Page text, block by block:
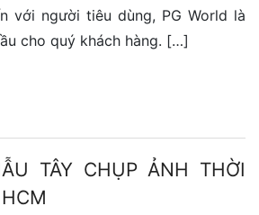
với người tiêu dùng, PG World là
cho quý khách hàng. […]
TÂY CHỤP ẢNH THỜI